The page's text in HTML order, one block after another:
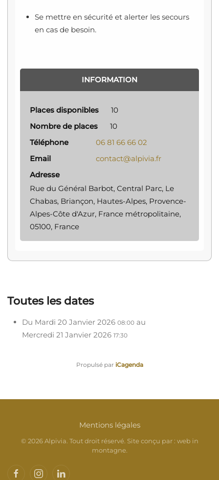
Se mettre en sécurité et alerter les secours
en cas de besoin.
INFORMATION
Places disponibles
10
Nombre de places
10
Téléphone
06 81 66 66 02
Email
contact@alpivia.fr
Adresse
Rue du Général Barbot, Central Parc, Le
Chabas, Briançon, Hautes-Alpes, Provence-
Alpes-Côte d'Azur, France métropolitaine,
05100, France
Toutes les dates
Du Mardi 20 Janvier 2026 08:00 au
Mercredi 21 Janvier 2026 17:30
Propulsé par iCagenda
Mentions légales
© 2026Alpivia. Tout droit réservé. Site conçu par : web in
montagne.